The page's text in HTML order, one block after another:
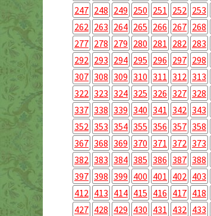
247 248 249 250 251 252 253
262 263 264 265 266 267 268
277 278 279 280 281 282 283
292 293 294 295 296 297 298
307 308 309 310 311 312 313
322 323 324 325 326 327 328
337 338 339 340 341 342 343
352 353 354 355 356 357 358
367 368 369 370 371 372 373
382 383 384 385 386 387 388
397 398 399 400 401 402 403
412 413 414 415 416 417 418
427 428 429 430 431 432 433